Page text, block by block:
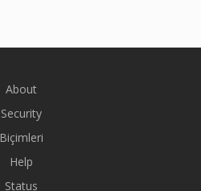
About
Security
Biçimleri
Help
Status